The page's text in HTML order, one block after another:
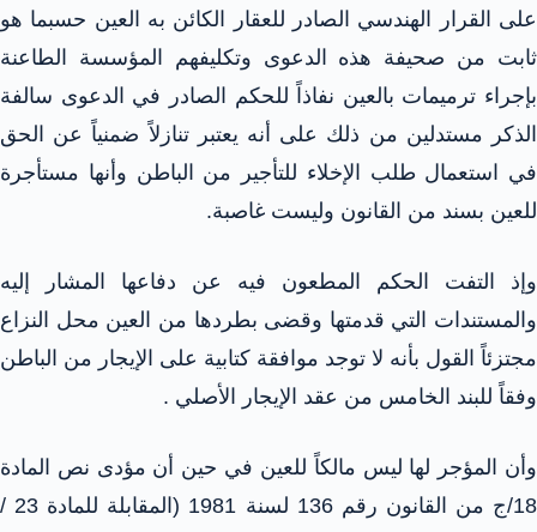
على القرار الهندسي الصادر للعقار الكائن به العين حسبما هو
ثابت من صحيفة هذه الدعوى وتكليفهم المؤسسة الطاعنة
بإجراء ترميمات بالعين نفاذاً للحكم الصادر في الدعوى سالفة
الذكر مستدلين من ذلك على أنه يعتبر تنازلاً ضمنياً عن الحق
في استعمال طلب الإخلاء للتأجير من الباطن وأنها مستأجرة
للعين بسند من القانون وليست غاصبة.
وإذ التفت الحكم المطعون فيه عن دفاعها المشار إليه
والمستندات التي قدمتها وقضى بطردها من العين محل النزاع
مجتزئاً القول بأنه لا توجد موافقة كتابية على الإيجار من الباطن
وفقاً للبند الخامس من عقد الإيجار الأصلي .
وأن المؤجر لها ليس مالكاً للعين في حين أن مؤدى نص المادة
18/ج من القانون رقم 136 لسنة 1981 (المقابلة للمادة 23 /